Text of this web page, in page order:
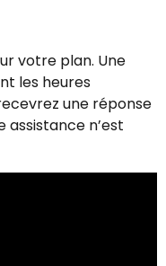
votre plan. Une
les heures
une réponse
assistance n’est